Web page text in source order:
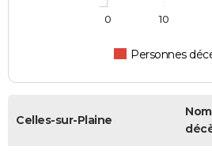
Personnes
0 10
Celles-sur-Plaine